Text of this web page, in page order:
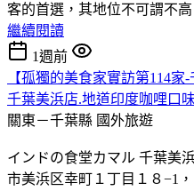
客的首選，其地位不可謂不高
繼續閱讀
1週前
【孤獨的美食家實訪第114
千葉美浜店.地道印度咖哩口
關東－千葉縣 國外旅遊
インドの食堂カマル 千葉美
市美浜区幸町１丁目１８−1